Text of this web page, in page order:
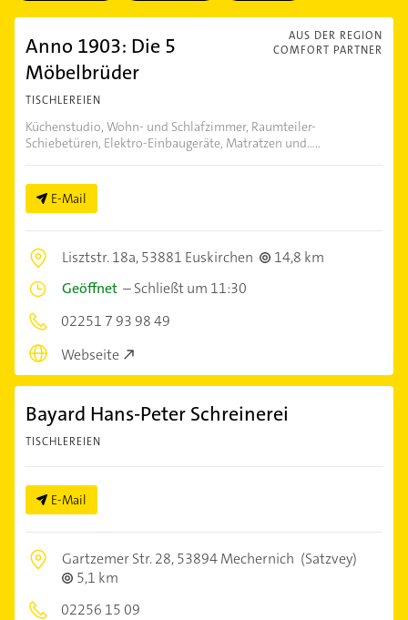
AUS DER REGION
COMFORT PARTNER
Anno 1903: Die 5
Möbelbrüder
TISCHLEREIEN
Küchenstudio, Wohn- und Schlafzimmer, Raumteiler-
Schiebetüren, Elektro-Einbaugeräte, Matratzen und.....
E-Mail
Lisztstr. 18a,53881 Euskirchen
14,8 km
Geöffnet –Schließt um 11:30
02251 7 93 98 49
Webseite
Bayard Hans-Peter Schreinerei
TISCHLEREIEN
E-Mail
Gartzemer Str. 28,53894 Mechernich (Satzvey)
5,1 km
02256 15 09